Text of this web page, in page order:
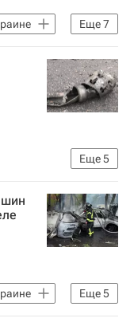
Еще7
Еще5
Еще5